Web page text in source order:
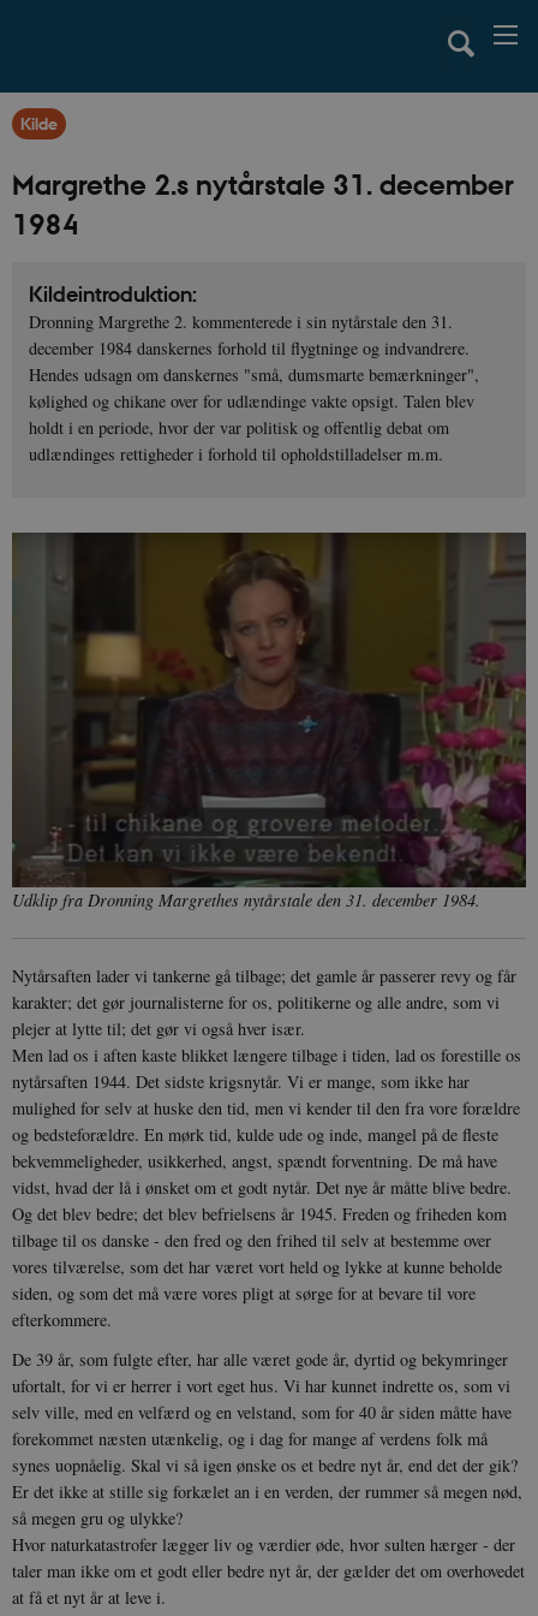
Kilde
Margrethe 2.s nytårstale 31. december
1984
Kildeintroduktion:
Dronning Margrethe 2. kommenterede i sin nytårstale den 31.
december 1984 danskernes forhold til flygtninge og indvandrere.
Hendes udsagn om danskernes "små, dumsmarte bemærkninger",
kølighed og chikane over for udlændinge vakte opsigt. Talen blev
holdt i en periode, hvor der var politisk og offentlig debat om
udlændinges rettigheder i forhold til opholdstilladelser m.m.
Udklip fra Dronning Margrethes nytårstale den 31. december 1984.
Nytårsaften lader vi tankerne gå tilbage; det gamle år passerer revy og får
karakter; det gør journalisterne for os, politikerne og alle andre, som vi
plejer at lytte til; det gør vi også hver især.
Men lad os i aften kaste blikket længere tilbage i tiden, lad os forestille os
nytårsaften 1944. Det sidste krigsnytår. Vi er mange, som ikke har
mulighed for selv at huske den tid, men vi kender til den fra vore forældre
og bedsteforældre. En mørk tid, kulde ude og inde, mangel på de fleste
bekvemmeligheder, usikkerhed, angst, spændt forventning. De må have
vidst, hvad der lå i ønsket om et godt nytår. Det nye år måtte blive bedre.
Og det blev bedre; det blev befrielsens år 1945. Freden og friheden kom
tilbage til os danske - den fred og den frihed til selv at bestemme over
vores tilværelse, som det har været vort held og lykke at kunne beholde
siden, og som det må være vores pligt at sørge for at bevare til vore
efterkommere.
De 39 år, som fulgte efter, har alle været gode år, dyrtid og bekymringer
ufortalt, for vi er herrer i vort eget hus. Vi har kunnet indrette os, som vi
selv ville, med en velfærd og en velstand, som for 40 år siden måtte have
forekommet næsten utænkelig, og i dag for mange af verdens folk må
synes uopnåelig. Skal vi så igen ønske os et bedre nyt år, end det der gik?
Er det ikke at stille sig forkælet an i en verden, der rummer så megen nød,
så megen gru og ulykke?
Hvor naturkatastrofer lægger liv og værdier øde, hvor sulten hærger - der
taler man ikke om et godt eller bedre nyt år, der gælder det om overhovedet
at få et nyt år at leve i.